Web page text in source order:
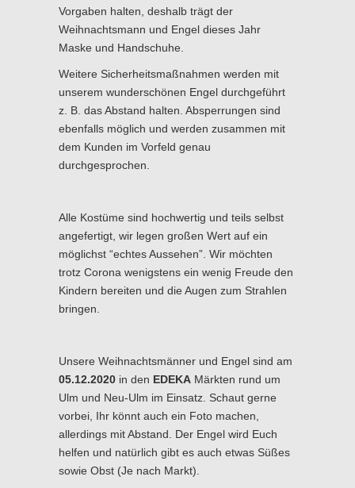
Vorgaben halten, deshalb trägt der
Weihnachtsmann und Engel dieses Jahr
Maske und Handschuhe.
Weitere Sicherheitsmaßnahmen werden mit
unserem wunderschönen Engel durchgeführt
z. B. das Abstand halten. Absperrungen sind
ebenfalls möglich und werden zusammen mit
dem Kunden im Vorfeld genau
durchgesprochen.
Alle Kostüme sind hochwertig und teils selbst
angefertigt, wir legen großen Wert auf ein
möglichst “echtes Aussehen”. Wir möchten
trotz Corona wenigstens ein wenig Freude den
Kindern bereiten und die Augen zum Strahlen
bringen.
Unsere Weihnachtsmänner und Engel sind am
05.12.2020 in den EDEKA Märkten rund um
Ulm und Neu-Ulm im Einsatz. Schaut gerne
vorbei, Ihr könnt auch ein Foto machen,
allerdings mit Abstand. Der Engel wird Euch
helfen und natürlich gibt es auch etwas Süßes
sowie Obst (Je nach Markt).